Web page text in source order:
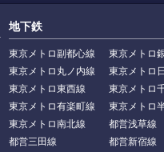
地下鉄
東京メトロ副都心線
東京メトロ
東京メトロ丸ノ内線
東京メトロ
東京メトロ東西線
東京メトロ
東京メトロ有楽町線
東京メトロ
東京メトロ南北線
都営浅草線
都営三田線
都営新宿線